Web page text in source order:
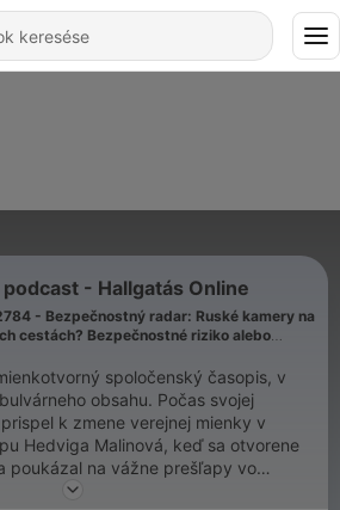
- Hallgatás Online
- Bezpečnostný radar: Ruské kamery na
cestách? Bezpečnostné riziko alebo
spoločenský časopis, v
obsahu. Počas svojej
k zmene verejnej mienky v
Hedviga Malinová, keď sa otvorene
poukázal na vážne prešľapy vo
značky .týždeň je teda v mnohých